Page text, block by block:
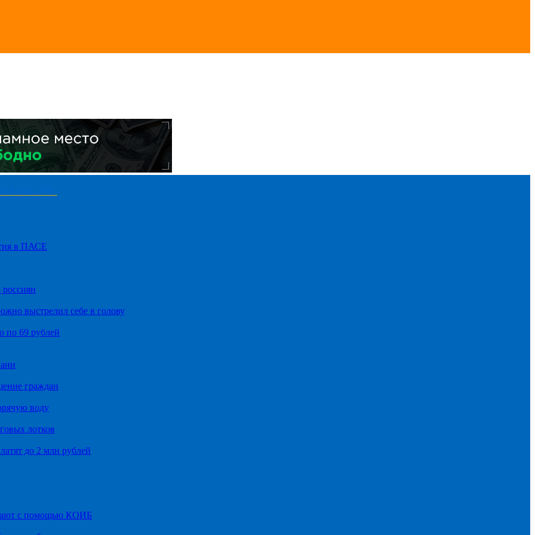
в ПАСЕ
россиян
выстрелил себе в голову
по 69 рублей
граждан
воду
лотков
до 2 млн рублей
с помощью КОИБ